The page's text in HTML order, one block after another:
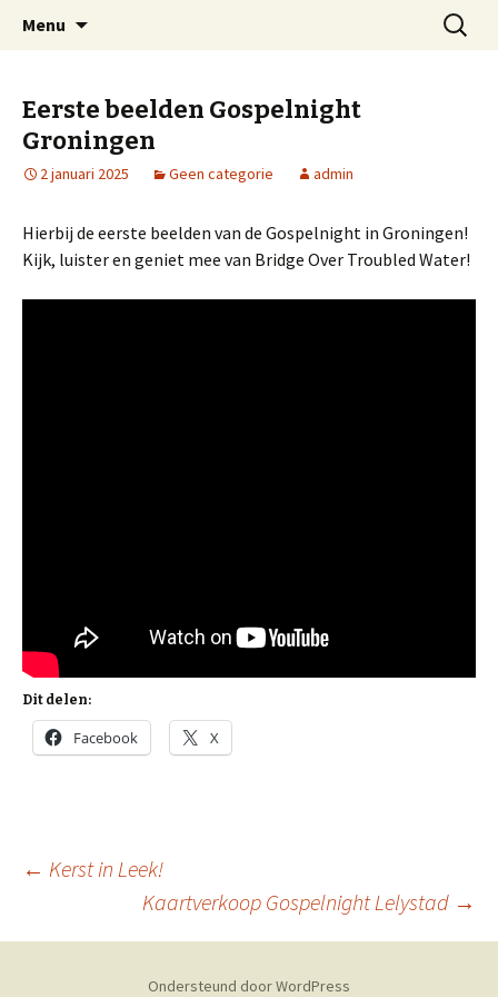
Arnold Wienen
Welkom op mijn website
Menu
Zoeken
naar:
Eerste beelden Gospelnight
Groningen
2 januari 2025 Geen categorie admin
Hierbij de eerste beelden van de Gospelnight in Groningen!
Kijk, luister en geniet mee van Bridge Over Troubled Water!
Dit delen:
Facebook X
Berichtnavigatie
← Kerst in Leek!
Kaartverkoop Gospelnight Lelystad →
Ondersteund door WordPress